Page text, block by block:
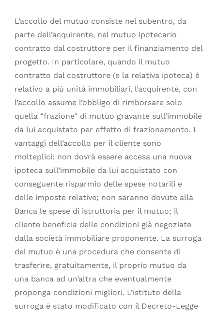
L’accollo del mutuo consiste nel subentro, da
parte dell’acquirente, nel mutuo ipotecario
contratto dal costruttore per il finanziamento del
progetto. In particolare, quando il mutuo
contratto dal costruttore (e la relativa ipoteca) è
relativo a più unità immobiliari, l’acquirente, con
l’accollo assume l’obbligo di rimborsare solo
quella “frazione” di mutuo gravante sull’immobile
da lui acquistato per effetto di frazionamento. I
vantaggi dell’accollo per il cliente sono
molteplici: non dovrà essere accesa una nuova
ipoteca sull’immobile da lui acquistato con
conseguente risparmio delle spese notarili e
delle imposte relative; non saranno dovute alla
Banca le spese di istruttoria per il mutuo; il
cliente beneficia delle condizioni già negoziate
dalla società immobiliare proponente. La surroga
del mutuo è una procedura che consente di
trasferire, gratuitamente, il proprio mutuo da
una banca ad un’altra che eventualmente
proponga condizioni migliori. L’istituto della
surroga è stato modificato con il Decreto-Legge